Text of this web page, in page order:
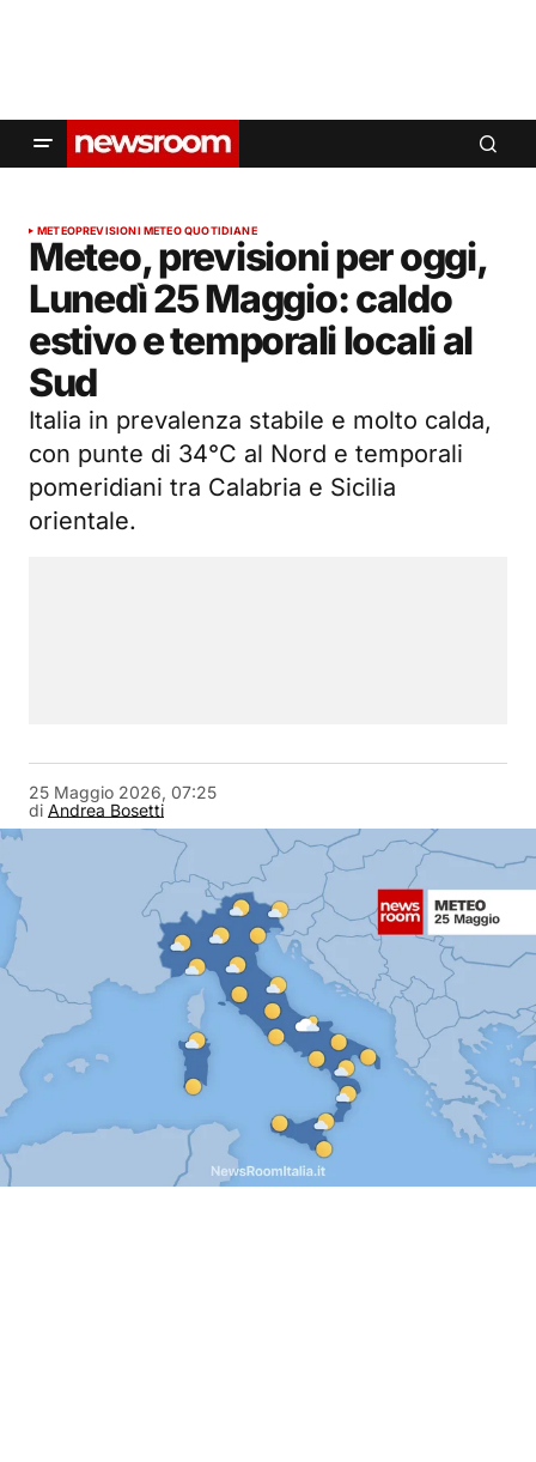
METEOPREVISIONI METEO QUOTIDIANE
Meteo, previsioni per oggi,
Lunedì 25 Maggio: caldo
estivo e temporali locali al
Sud
Italia in prevalenza stabile e molto calda,
con punte di 34°C al Nord e temporali
pomeridiani tra Calabria e Sicilia
orientale.
di Andrea Bosetti
25 Maggio 2026, 07:25